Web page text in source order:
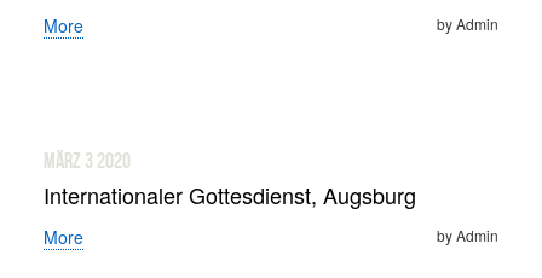
More by Admin
März 3 2020
Internationaler Gottesdienst, Augsburg
More by Admin